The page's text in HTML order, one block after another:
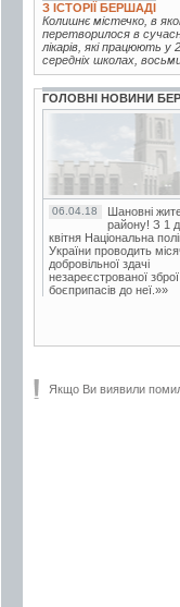
З ІСТОРІЇ БЕРШАДІ
Колишнє містечко, в
перетворилося в
лікарів, які працюють у
середніх школах,
ГОЛОВНІ НОВИНИ
06.04.18
Шановні
району! З 1
квітня Національна
України проводить
добровільної здачі
незареєстрованої
боєприпасів до неї.»»
Якщо Ви виявили